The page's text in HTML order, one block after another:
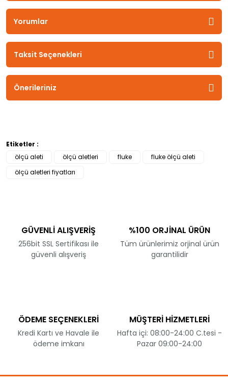
Yorumlar
Taksit Seçenekleri
Önerileriniz
Etiketler :
ölçü aleti
ölçü aletleri fluke
fluke ölçü aleti
ölçü aletleri fiyatları
GÜVENLİ ALIŞVERİŞ
256bit SSL Sertifikası ile
güvenli alışveriş
%100 ORJİNAL ÜRÜN
Tüm ürünlerimiz orjinal ürün
garantilidir
ÖDEME SEÇENEKLERİ
Kredi Kartı ve Havale ile
ödeme imkanı
MÜŞTERİ HİZMETLERİ
Hafta içi: 08:00-24:00 C.tesi -
Pazar 09:00-24:00